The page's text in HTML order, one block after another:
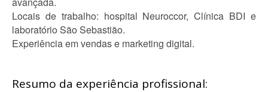
Locais de trabalho: hospital Neuroccor, Clínica BDI e
laboratório São Sebastião.
Experiência em vendas e marketing digital.
Resumo da experiência profissional: